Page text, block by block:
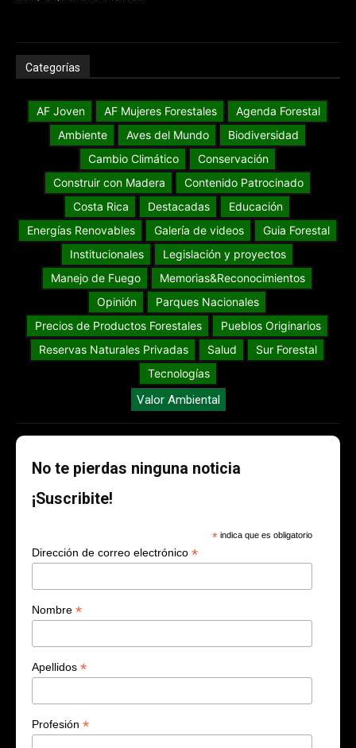
Categorías
AF Joven AF Mujeres Forestales
Agenda Forestal
Ambiente
Aves del Mundo
Biodiversidad
Cambio Climático
Conservación
Construir con Madera
Contenido Patrocinado
Costa Rica
Destacadas
Educación
Energías Renovables
Galería de videos
Guia Forestal
Institucionales
Legislación y proyectos
Manejo de Fuego
Memorias&Reconocimientos
Opinión
Parques Nacionales
Precios de Productos Forestales
Pueblos Originarios
Reservas Naturales Privadas
Salud
Sur Forestal
Tecnologías
Valor Ambiental
No te pierdas ninguna noticia
¡Suscribite!
* indica que es obligatorio
Dirección de correo electrónico *
Nombre *
Apellidos *
Profesión *